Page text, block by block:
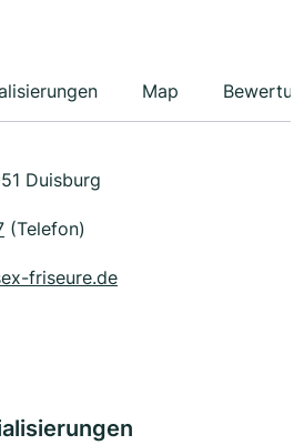
Map
Duisburg
(Telefon)
friseure.de